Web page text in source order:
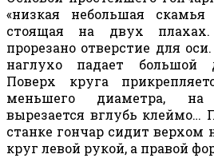
«низкая небольшая
стоящая на двух
прорезано отверстие для
наглухо падает большой
Поверх круга
меньшего диаметра, на
вырезается вглубь клеймо…
станке гончар сидит верхом
круг левой рукой, а правой